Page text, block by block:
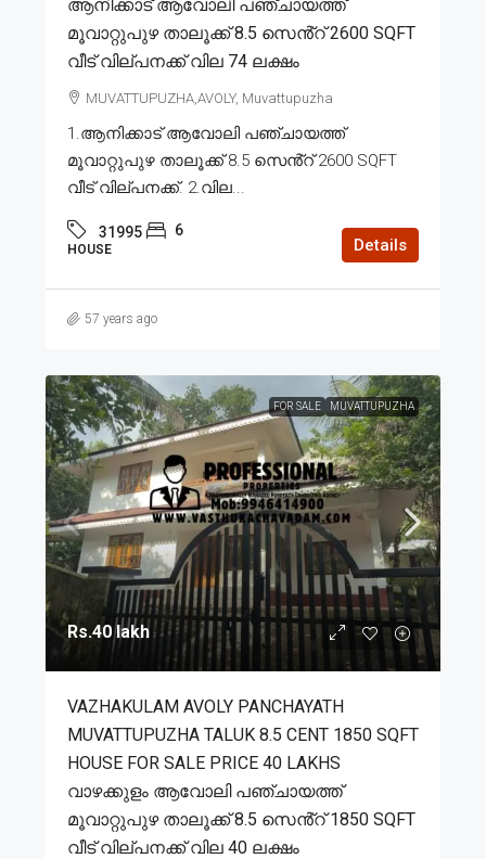
ആനിക്കാട് ആവോലി പഞ്ചായത്ത്
മൂവാറ്റുപുഴ താലൂക്ക് 8.5 സെൻ്റ് 2600 SQFT
വീട് വില്പനക്ക് വില 74 ലക്ഷം
MUVATTUPUZHA,AVOLY, Muvattupuzha
1.ആനിക്കാട് ആവോലി പഞ്ചായത്ത്
മൂവാറ്റുപുഴ താലൂക്ക് 8.5 സെൻ്റ് 2600 SQFT
വീട് വില്പനക്ക്. 2.വില...
31995 6
HOUSE Details
57 years ago
FOR SALE MUVATTUPUZHA
Rs.40 lakh
VAZHAKULAM AVOLY PANCHAYATH
MUVATTUPUZHA TALUK 8.5 CENT 1850 SQFT
HOUSE FOR SALE PRICE 40 LAKHS
വാഴക്കുളം ആവോലി പഞ്ചായത്ത്
മൂവാറ്റുപുഴ താലൂക്ക് 8.5 സെൻ്റ് 1850 SQFT
വീട് വില്പനക്ക് വില 40 ലക്ഷം